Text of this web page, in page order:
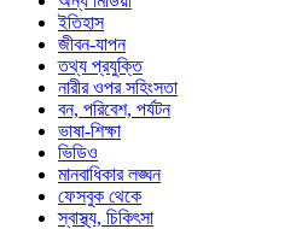
ইতিহাস
জীবন-যাপন
তথ্য প্রযুক্তি
নারীর ওপর সহিংসতা
বন, পরিবেশ, পর্যটন
ভাষা-শিক্ষা
ভিডিও
মানবাধিকার লঙ্ঘন
ফেসবুক থেকে
স্বাস্থ্য, চিকিৎসা